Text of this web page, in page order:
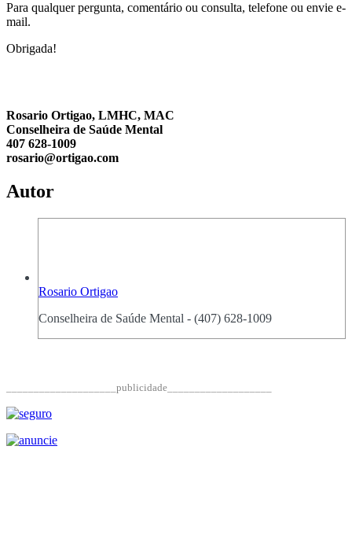
Para qualquer pergunta, comentário ou consulta, telefone ou envie e-
mail.
Obrigada!
Rosario Ortigao, LMHC, MAC
Conselheira de Saúde Mental
407 628-1009
rosario@ortigao.com
Autor
Rosario Ortigao
Conselheira de Saúde Mental - (407) 628-1009
____________________publicidade___________________